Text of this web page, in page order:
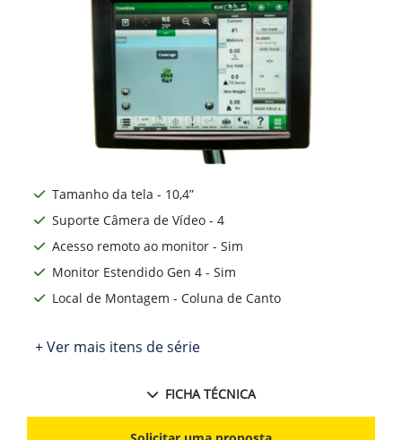
Tamanho da tela - 10,4”
Suporte Câmera de Vídeo - 4
Acesso remoto ao monitor - Sim
Monitor Estendido Gen 4 - Sim
Local de Montagem - Coluna de Canto
+ Ver mais itens de série
FICHA TÉCNICA